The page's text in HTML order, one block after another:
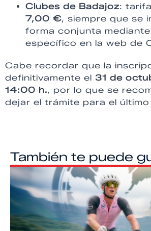
Clubes de Badajoz:
7,00 €, siempre que se
forma conjunta
específico en la web de
Cabe recordar que la
definitivamente el 31 de
14:00 h., por lo que se
dejar el trámite para el
También te puede